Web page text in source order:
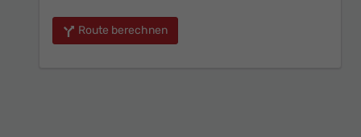
Route berechnen